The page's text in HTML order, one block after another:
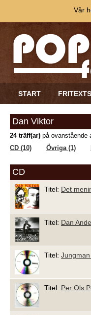
START
Dan Viktor
24 träff(ar) på ovanstående
CD (10)
Övriga (1)
CD
Titel: Det
Titel: Dan
Titel:
Titel: Per Ols
Vår